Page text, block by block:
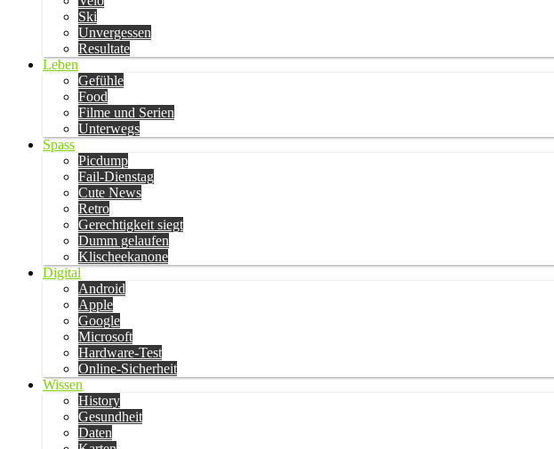
Ski
Unvergessen
Resultate
Leben
Gefühle
Food
Filme und Serien
Unterwegs
Spass
Picdump
Fail-Dienstag
Cute News
Retro
Gerechtigkeit siegt
Dumm gelaufen
Klischeekanone
Digital
Android
Apple
Google
Microsoft
Hardware-Test
Online-Sicherheit
Wissen
History
Gesundheit
Daten